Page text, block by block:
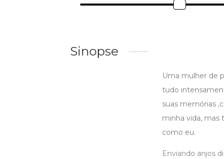
Sinopse
Uma mulher de
tudo
suas memórias
minha vida, mas
como eu.
Enviando anjos